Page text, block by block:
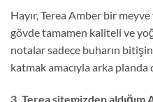
Hayır, Terea Amber bir
gövde tamamen kaliteli ve
notalar sadece buharın
katmak amacıyla arka
3. Terea sitemizden